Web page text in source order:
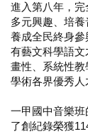
進入第八年，
多元興趣、培
養成全民終身
有藝文科學語
畫性、系統性
學術各界優秀人
一甲國中音樂
了創紀錄榮獲